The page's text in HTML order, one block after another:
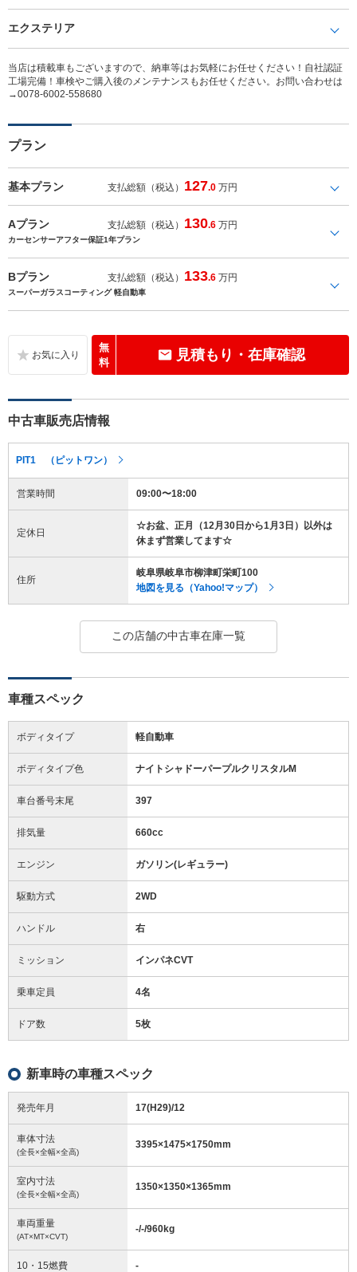
エクステリア
当店は積載車もございますので、納車等はお気軽にお任せください！自社認証
工場完備！車検やご購入後のメンテナンスもお任せください。お問い合わせは
→0078-6002-558680
プラン
基本プラン 支払総額（税込） 127.0 万円
Aプラン 支払総額（税込） 130.6 万円
カーセンサーアフター保証1年プラン
Bプラン 支払総額（税込） 133.6 万円
スーパーガラスコーティング 軽自動車
無
料
見積もり・在庫確認
中古車販売店情報
PIT1 （ピットワン）
営業時間 09:00〜18:00
定休日
☆お盆、正月（12月30日から1月3日）以外は
休まず営業してます☆
住所
岐阜県岐阜市柳津町栄町100
地図を見る（Yahoo!マップ）
この店舗の中古車在庫一覧
車種スペック
ボディタイプ 軽自動車
ボディタイプ色 ナイトシャドーパープルクリスタルM
車台番号末尾 397
排気量 660cc
エンジン ガソリン(レギュラー)
駆動方式 2WD
ハンドル 右
ミッション インパネCVT
乗車定員 4名
ドア数 5枚
新車時の車種スペック
発売年月 17(H29)/12
車体寸法
(全長×全幅×全高)
3395×1475×1750mm
室内寸法
(全長×全幅×全高)
1350×1350×1365mm
車両重量
(AT×MT×CVT)
-/-/960kg
10・15燃費 -